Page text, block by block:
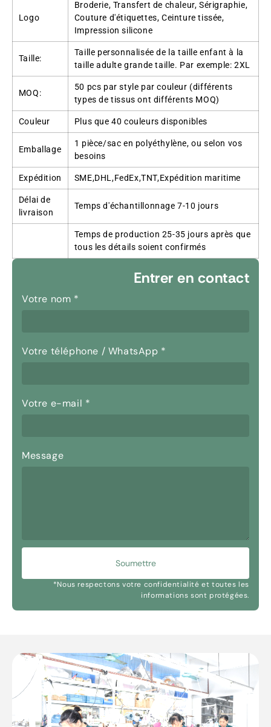
Logo
Broderie, Transfert de chaleur, Sérigraphie,
Couture d'étiquettes, Ceinture tissée,
Impression silicone
Taille:
Taille personnalisée de la taille enfant à la
taille adulte grande taille. Par exemple: 2XL
MOQ:
50 pcs par style par couleur (différents
types de tissus ont différents MOQ)
Couleur Plus que 40 couleurs disponibles
Emballage
1 pièce/sac en polyéthylène, ou selon vos
besoins
Expédition SME,DHL,FedEx,TNT,Expédition maritime
Délai de
livraison
Temps d'échantillonnage 7-10 jours
Temps de production 25-35 jours après que
tous les détails soient confirmés
Entrer en contact
Votre nom *
Votre téléphone / WhatsApp *
Votre e-mail *
Message
Soumettre
*Nous respectons votre confidentialité et toutes les
informations sont protégées.